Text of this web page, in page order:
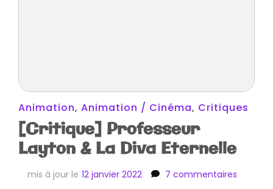
Animation, Animation / Cinéma, Critiques
[Critique] Professeur
Layton & La Diva Eternelle
mis à jour le 12 janvier 2022 7 commentaires